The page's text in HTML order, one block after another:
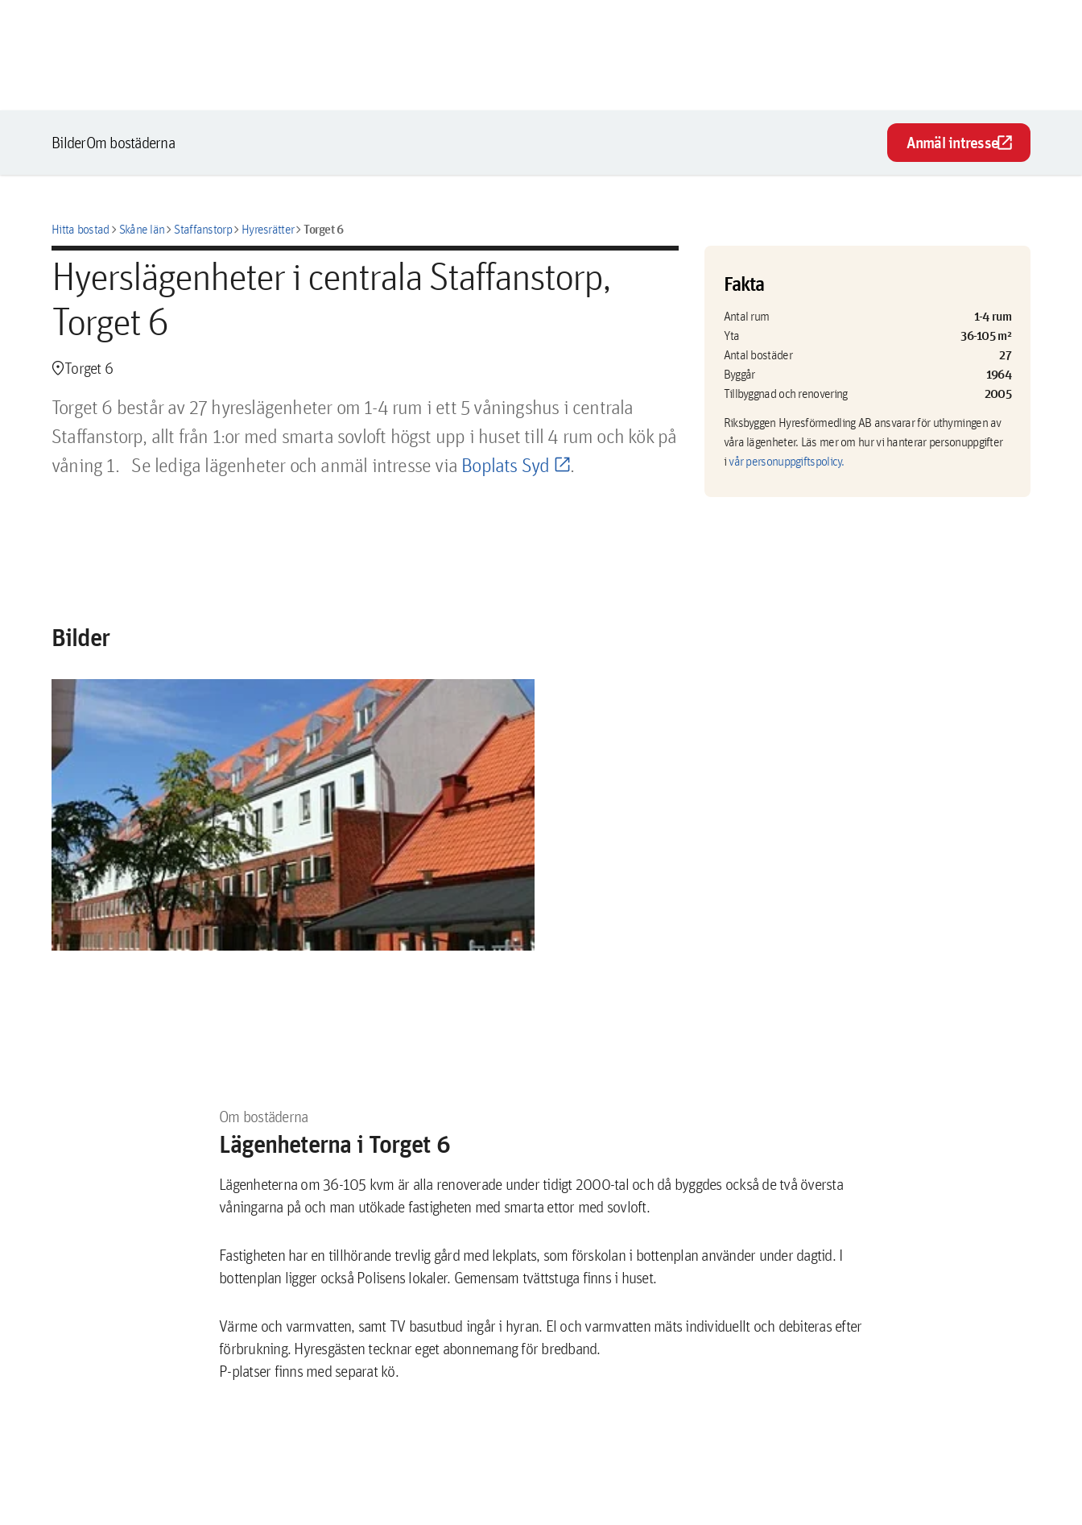
BilderOm bostäderna Anmäl intresseopen_in_new
Hitta bostadchevron_rightSkåne länchevron_rightStaffanstorpchevron_rightHyresrätterchevron_rightTorget 6
Hyerslägenheter i centrala Staffanstorp,
Torget 6
location_pinTorget 6
Torget 6 består av 27 hyreslägenheter om 1-4 rum i ett 5 våningshus i centrala
Staffanstorp, allt från 1:or med smarta sovloft högst upp i huset till 4 rum och kök på
våning 1. Se lediga lägenheter och anmäl intresse via Boplats Syd .
Fakta
Antal rum 1-4 rum
Yta 36-105 m²
Antal bostäder 27
Byggår 1964
Tillbyggnad och renovering 2005
Riksbyggen Hyresförmedling AB ansvarar för uthyrningen av
våra lägenheter. Läs mer om hur vi hanterar personuppgifter
ivår personuppgiftspolicy.
Bilder
Om bostäderna
Lägenheterna i Torget 6
Lägenheterna om 36-105 kvm är alla renoverade under tidigt 2000-tal och då byggdes också de två översta
våningarna på och man utökade fastigheten med smarta ettor med sovloft.
Fastigheten har en tillhörande trevlig gård med lekplats, som förskolan i bottenplan använder under dagtid. I
bottenplan ligger också Polisens lokaler. Gemensam tvättstuga finns i huset.
Värme och varmvatten, samt TV basutbud ingår i hyran. El och varmvatten mäts individuellt och debiteras efter
förbrukning. Hyresgästen tecknar eget abonnemang för bredband.
P-platser finns med separat kö.